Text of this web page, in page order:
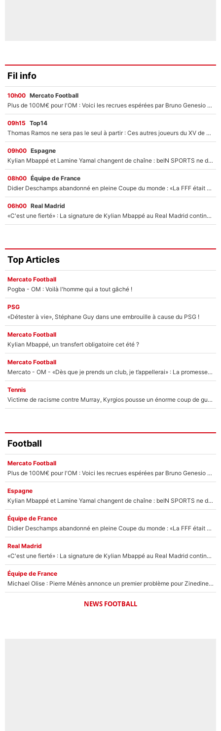
Fil info
10h00 Mercato Football
Plus de 100M€ pour l'OM : Voici les recrues espérées par Bruno Genesio et Grégory Lorenzi après l’opération dégraissage
09h15 Top14
Thomas Ramos ne sera pas le seul à partir : Ces autres joueurs du XV de France pourraient aussi quitter le Stade Toulousain, un club de Top 14 est déjà sur les rangs
09h00 Espagne
Kylian Mbappé et Lamine Yamal changent de chaîne : beIN SPORTS ne digère pas cette décision historique et prédit un fiasco pour la Liga
08h00 Équipe de France
Didier Deschamps abandonné en pleine Coupe du monde : «La FFF était déjà passée à Zinedine Zidane»
06h00 Real Madrid
«C'est une fierté» : La signature de Kylian Mbappé au Real Madrid continue de régaler l'Espagne
Top Articles
Mercato Football
Pogba - OM : Voilà l'homme qui a tout gâché !
PSG
«Détester à vie», Stéphane Guy dans une embrouille à cause du PSG !
Mercato Football
Kylian Mbappé, un transfert obligatoire cet été ?
Mercato Football
Mercato - OM - «Dès que je prends un club, je t’appellerai» : La promesse de Marcelino au moment de claquer la porte
Tennis
Victime de racisme contre Murray, Kyrgios pousse un énorme coup de gueule !
Football
Mercato Football
Plus de 100M€ pour l'OM : Voici les recrues espérées par Bruno Genesio et Grégory Lorenzi après l’opération dégraissage
Espagne
Kylian Mbappé et Lamine Yamal changent de chaîne : beIN SPORTS ne digère pas cette décision historique et prédit un fiasco pour la Liga
Équipe de France
Didier Deschamps abandonné en pleine Coupe du monde : «La FFF était déjà passée à Zinedine Zidane»
Real Madrid
«C'est une fierté» : La signature de Kylian Mbappé au Real Madrid continue de régaler l'Espagne
Équipe de France
Michael Olise : Pierre Ménès annonce un premier problème pour Zinedine Zidane en équipe de France
NEWS FOOTBALL